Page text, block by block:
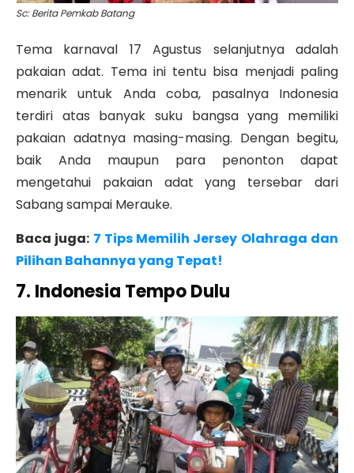
Sc: Berita Pemkab Batang
Tema karnaval 17 Agustus selanjutnya adalah
pakaian adat. Tema ini tentu bisa menjadi paling
menarik untuk Anda coba, pasalnya Indonesia
terdiri atas banyak suku bangsa yang memiliki
pakaian adatnya masing-masing. Dengan begitu,
baik Anda maupun para penonton dapat
mengetahui pakaian adat yang tersebar dari
Sabang sampai Merauke.
Baca juga: 7 Tips Memilih Jersey Olahraga dan
Pilihan Bahannya yang Tepat!
7. Indonesia Tempo Dulu